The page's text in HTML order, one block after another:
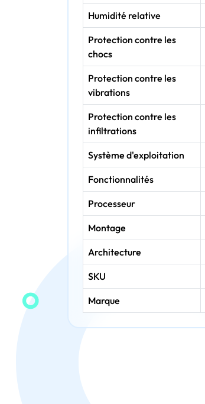
Humidité relative
Protection contre les
chocs
Protection contre les
vibrations
Protection contre les
infiltrations
Système d'exploitation
Fonctionnalités
Processeur
Montage
Architecture
SKU
Marque